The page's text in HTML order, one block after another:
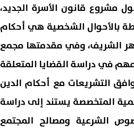
مشروع قانون الأسرة الجديد،
بالأحوال الشخصية هي أحكام
الشريف، وفي مقدمتها مجمع
مهم في دراسة القضايا المتعلقة
التشريعات مع أحكام الدين
المتخصصة يستند إلى دراسة
الشرعية ومصالح المجتمع